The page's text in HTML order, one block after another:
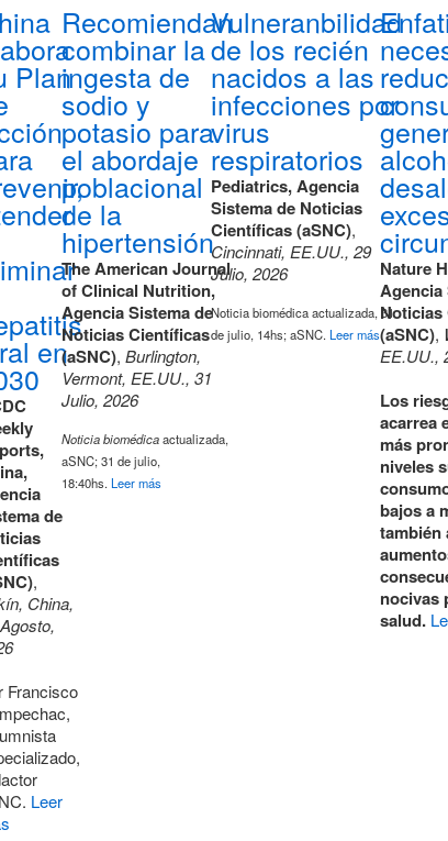
Plan
en
de
,
China,
Francisco
Leer
Recomiendan
combinar la
ingesta de
sodio y
potasio para
el abordaje
poblacional
de la
hipertensión
The American Journal
of Clinical Nutrition,
Agencia Sistema de
Noticias Científicas
(aSNC), Burlington,
Vermont, EE.UU., 31
Julio, 2026
Noticia biomédicaactualizada,
aSNC; 31 de julio,
18:40hs.Leer más
Vulneranbilidad
de los recién
nacidos a las
infecciones por
virus
respiratorios
Pediatrics, Agencia
Sistema de Noticias
Científicas (aSNC),
Cincinnati, EE.UU., 29
Julio, 2026
Noticia biomédica actualizada, 31
de julio, 14hs; aSNC.Leer más
Nature
Agencia
(aSNC),
EE.UU.,
Los
acarrea
más
niveles
bajos a
también
nocivas
salud.